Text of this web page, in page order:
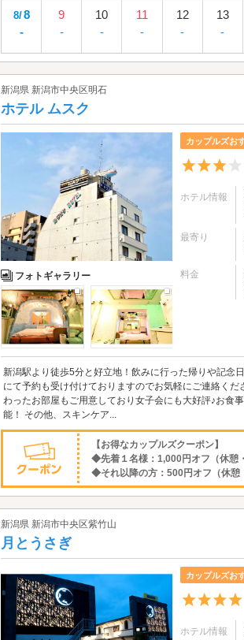
8/8
-
9
-
10
-
11
-
12
-
13
-
新潟県 新潟市中央区明石
ホテル ムスク
フォトギャラリー
カップルズお
ホテル情報
最寄り
料金
新潟駅より徒歩5分と好立地！飲みに行った帰りや記念
にて予約も受け付けておりますのでお気軽にご連絡く
わったお部屋もご用意しており女子会にも大好評♪お食
能！ その他、スキンケア...
【お得なカップルズクーポン】
◆先着１名様：1,000円オフ（休憩
◆それ以降の方：500円オフ（休憩
新潟県 新潟市中央区紫竹山
月とうさぎ
カップルズお
ホテル情報